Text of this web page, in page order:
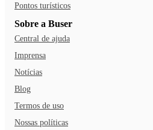
Pontos turísticos
Sobre a Buser
Central de ajuda
Imprensa
Notícias
Blog
Termos de uso
Nossas políticas